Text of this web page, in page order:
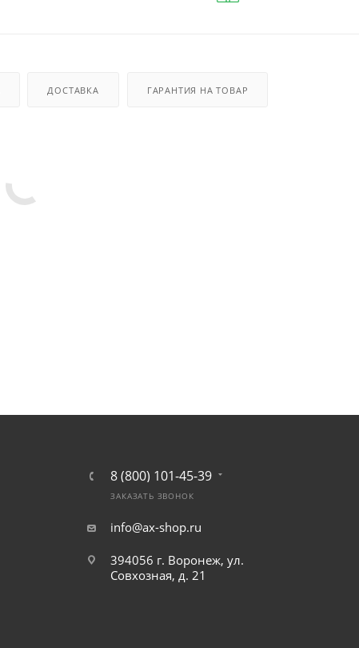
ДОСТАВКА ГАРАНТИЯ НА ТОВАР
8 (800) 101-45-39
ЗАКАЗАТЬ ЗВОНОК
info@ax-shop.ru
394056 г. Воронеж, ул.
Совхозная, д. 21